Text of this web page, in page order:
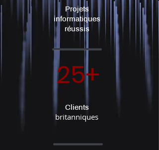
Projets
informatiques
réussis
25+
Clients
britanniques